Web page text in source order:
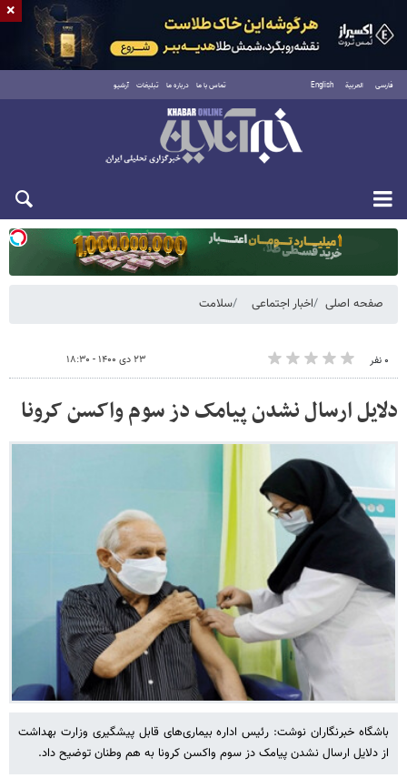
فارسی العربية English تماس با ما درباره ما تبلیغات آرشیو
یکشنبه ۱۸ مرداد ۱۴۰۵
صفحه اصلی اخبار اجتماعی سلامت
۰ نفر ۲۳ دی ۱۴۰۰ - ۱۸:۳۰
دلایل ارسال نشدن پیامک دز سوم واکسن کرونا
باشگاه خبرنگاران نوشت: رئیس اداره بیماری‌های قابل پیشگیری وزارت بهداشت
از دلایل ارسال نشدن پیامک دز سوم واکسن کرونا به هم وطنان توضیح داد.
×